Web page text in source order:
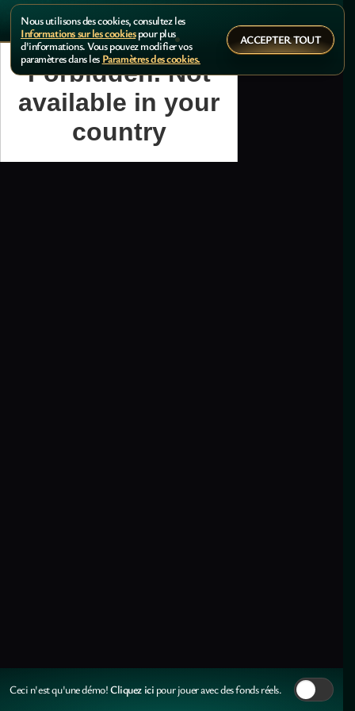
Ceci n'est qu'une démo!Cliquez ici pour jouer avec des fonds réels.
Nous utilisons des cookies, consultez les
Informations sur les cookiespour plus
d'informations. Vous pouvez modifier vos
paramètres dans les Paramètres des cookies.
ACCEPTER TOUT